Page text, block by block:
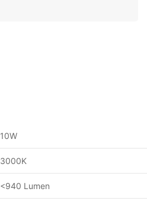
10W
3000K
<940 Lumen